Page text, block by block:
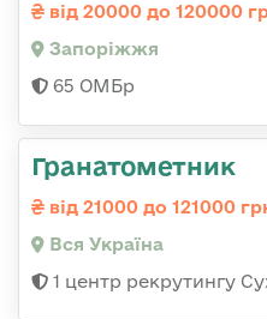
від 20000 до 120000
Запоріжжя
65 ОМБр
Гранатометник
від 21000 до 121000
Вся Україна
1 центр рекрутингу